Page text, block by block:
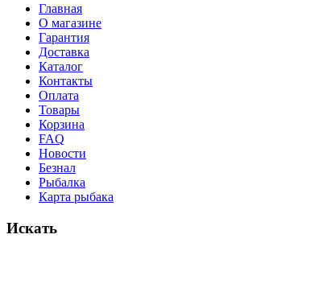
Главная
О магазине
Гарантия
Доставка
Каталог
Контакты
Оплата
Товары
Корзина
FAQ
Новости
Безнал
Рыбалка
Карта рыбака
Искать